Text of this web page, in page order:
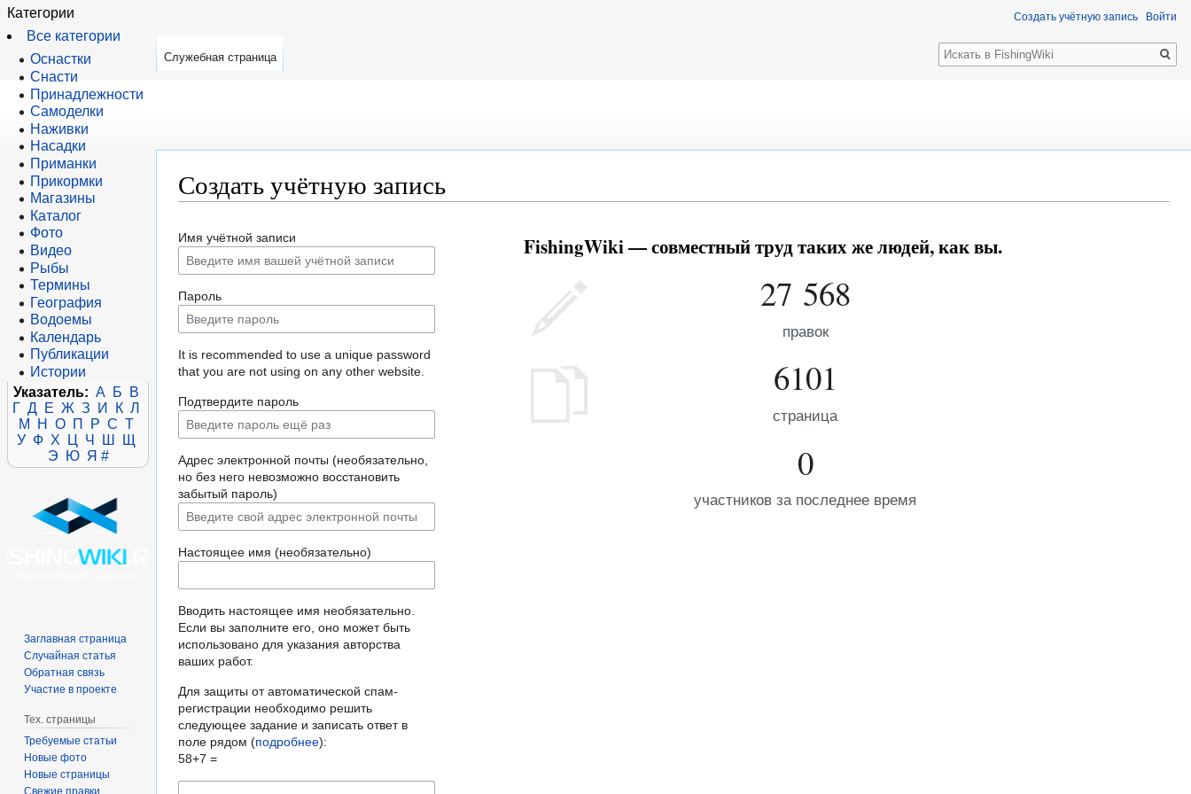
Создать учётную запись
к
навигации
к
поиску
Имя учётной записи
Пароль
It is recommended to use a unique password
that you are not using on any other website.
Подтвердите пароль
Адрес электронной почты (необязательно,
но без него невозможно восстановить
забытый пароль)
Настоящее имя (необязательно)
Вводить настоящее имя необязательно.
Если вы заполните его, оно может быть
использовано для указания авторства
ваших работ.
Для защиты от автоматической спам-
регистрации необходимо решить
следующее задание и записать ответ в
поле рядом (подробнее):
58+7 =
FishingWiki — совместный труд таких же людей, как вы.
27 568
правок
6101
страница
0
участников за последнее время
Создать учётную запись Войти
Служебная страница
Поиск
Категории
Все категории
Оснастки
Снасти
Принадлежности
Самоделки
Наживки
Насадки
Приманки
Прикормки
Магазины
Каталог
Фото
Видео
Рыбы
Термины
География
Водоемы
Календарь
Публикации
Истории
Указатель: А Б
В
Г Д Е Ж З И К Л
М
Н О П Р С Т
У Ф Х Ц Ч Ш
Щ
Э
Ю Я #
Заглавная страница
Случайная статья
Обратная связь
Участие в проекте
Тех. страницы
Требуемые статьи
Новые фото
Новые страницы